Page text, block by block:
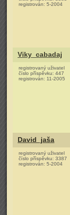
registrován: 5-2004
Viky_cabadaj
registrovaný uživatel
číslo příspěvku: 447
registrován: 11-2005
David_jaša
registrovaný uživatel
číslo příspěvku: 3387
registrován: 5-2004